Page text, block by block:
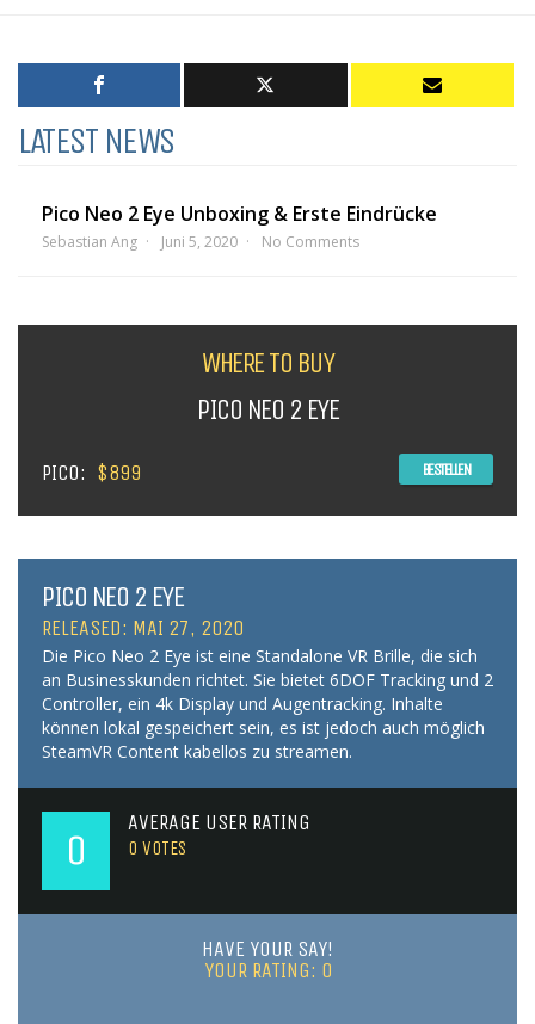
LATEST NEWS
Pico Neo 2 Eye Unboxing & Erste Eindrücke
Sebastian Ang Juni 5, 2020 No Comments
WHERE TO BUY
PICO NEO 2 EYE
PICO: $899 BESTELLEN
PICO NEO 2 EYE
RELEASED: MAI 27, 2020
Die Pico Neo 2 Eye ist eine Standalone VR Brille, die sich
an Businesskunden richtet. Sie bietet 6DOF Tracking und 2
Controller, ein 4k Display und Augentracking. Inhalte
können lokal gespeichert sein, es ist jedoch auch möglich
SteamVR Content kabellos zu streamen.
0
AVERAGE USER RATING
0 VOTES
HAVE YOUR SAY!
YOUR RATING: 0